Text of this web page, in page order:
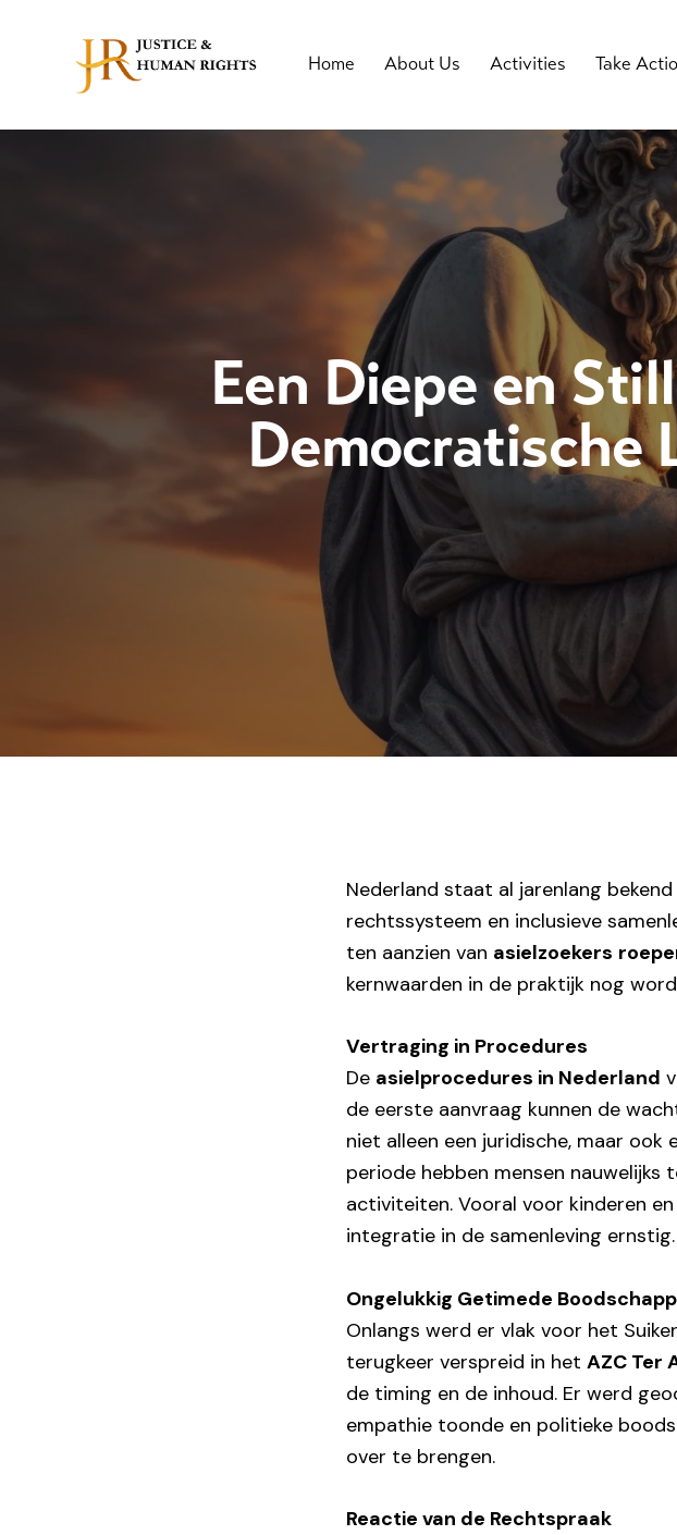
Home About Us Activities Take
Een Diepe en
Democratische
Nederland staat al jarenlang
rechtssysteem en inclusieve
ten aanzien van asielzoekers
kernwaarden in de praktijk nog
Vertraging in Procedures
De asielprocedures in Nederland
de eerste aanvraag kunnen de
niet alleen een juridische, maar ook
periode hebben mensen
activiteiten. Vooral voor kinderen
integratie in de samenleving ernstig.
Ongelukkig Getimede
Onlangs werd er vlak voor het
terugkeer verspreid in hetAZC Ter
de timing en de inhoud. Er werd
empathie toonde en politieke
over te brengen.
Reactie van de Rechtspraak